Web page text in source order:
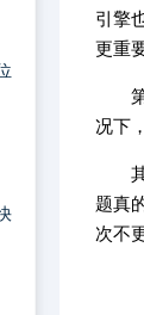
引擎
更重
况下
题真
次不